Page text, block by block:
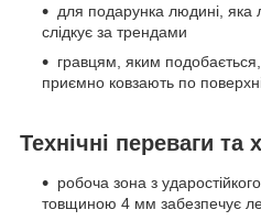
для подарунка людині, яка
слідкує за трендами
гравцям, яким
приємно ковзають по
Технічні переваги та
робоча зона з
товщиною 4 мм забезпечує